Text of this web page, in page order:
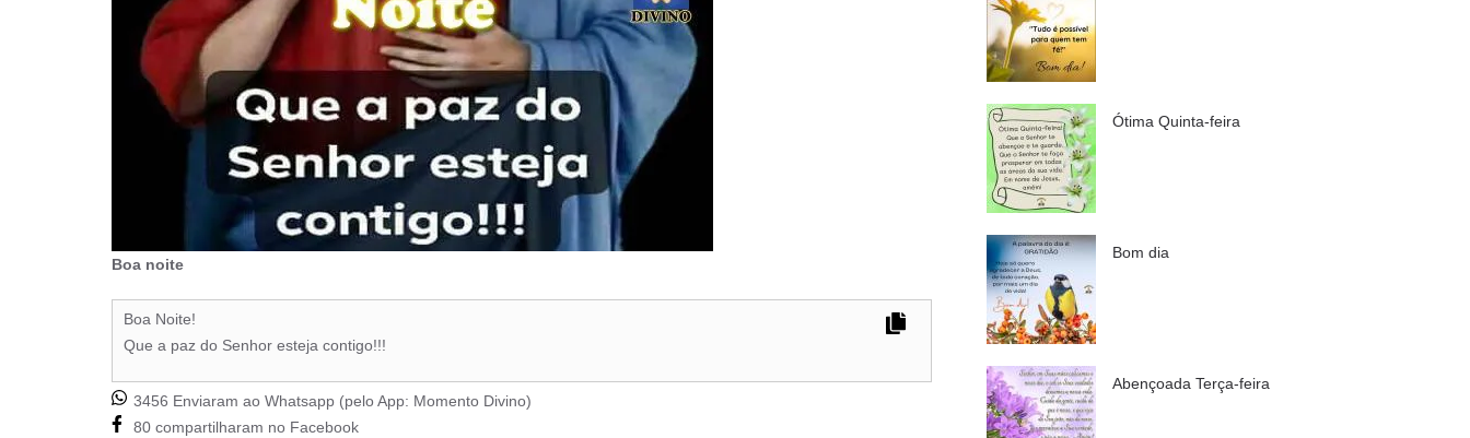
Boa noite
Boa Noite!
Que a paz do Senhor esteja contigo!!!
3456 Enviaram ao Whatsapp (pelo App: Momento Divino)
80 compartilharam no Facebook
Ótima Quinta-feira
Bom dia
Abençoada Terça-feira